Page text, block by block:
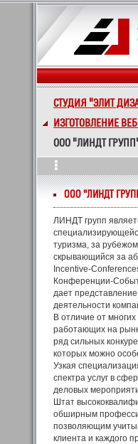
СТУДИЯ "ЭЛИТ
ИЗГОТОВЛЕНИЕ
ООО "ЛИНДТ
ООО "ЛИНДТ
ЛИНДТ групп
туризма, за
скрывающийся за
Incentive-
Конференции-
дает
деятельности
В отличие от
работающих на
ряд сильных
которых можно
Узкая
спектра услуг в
деловых
Штат
обширным
позволяющим
клиента и каждого